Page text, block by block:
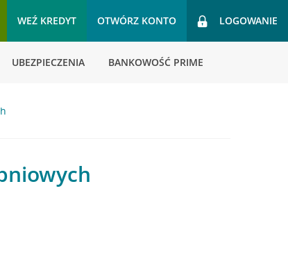
WEŹ KREDYT OTWÓRZ KONTO LOGOWANIE
UBEZPIECZENIA BANKOWOŚĆ PRIME